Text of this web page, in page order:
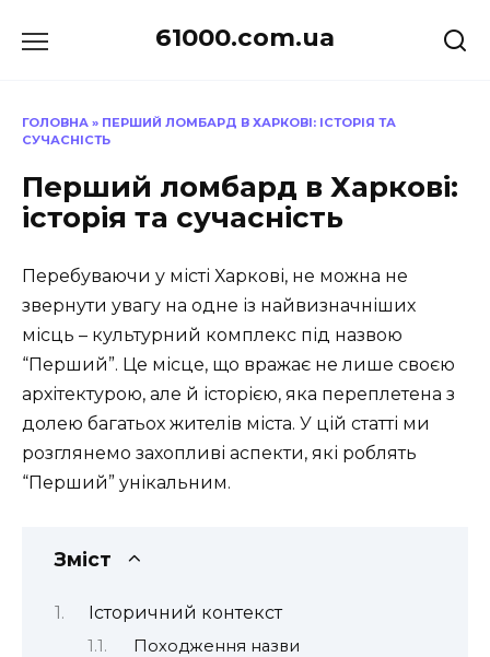
до
61000.com.ua
ГОЛОВНА » ПЕРШИЙ ЛОМБАРД В ХАРКОВІ: ІСТОРІЯ ТА
СУЧАСНІСТЬ
Перший ломбард в Харкові:
історія та сучасність
Перебуваючи у місті Харкові, не можна не
звернути увагу на одне із найвизначніших
місць – культурний комплекс під назвою
“Перший”. Це місце, що вражає не лише своєю
архітектурою, але й історією, яка переплетена з
долею багатьох жителів міста. У цій статті ми
розглянемо захопливі аспекти, які роблять
“Перший” унікальним.
Зміст
Історичний контекст
Походження назви